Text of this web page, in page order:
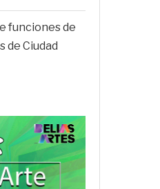
funciones de
de Ciudad